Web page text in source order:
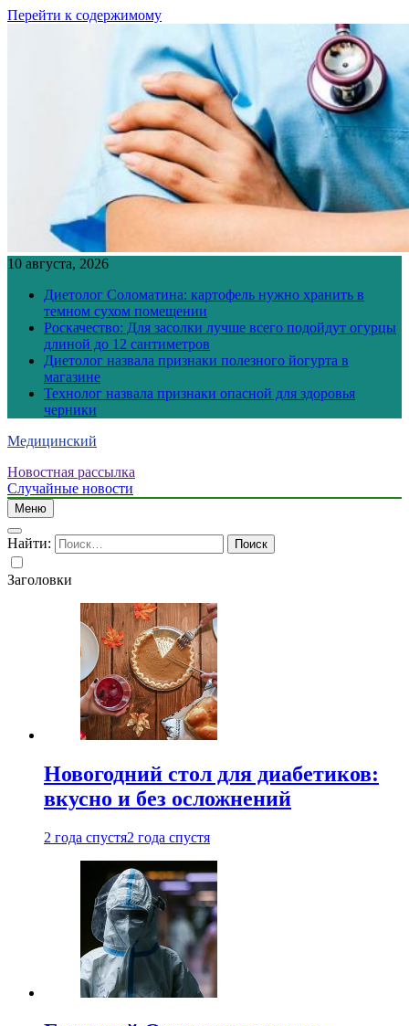
Перейти к содержимому
10 августа, 2026
Диетолог Соломатина: картофель нужно хранить в
темном сухом помещении
Роскачество: Для засолки лучше всего подойдут огурцы
длиной до 12 сантиметров
Диетолог назвала признаки полезного йогурта в
магазине
Технолог назвала признаки опасной для здоровья
черники
Медицинский
Новостная рассылка
Случайные новости
Меню
Найти:
Заголовки
Новогодний стол для диабетиков:
вкусно и без осложнений
2 года спустя2 года спустя